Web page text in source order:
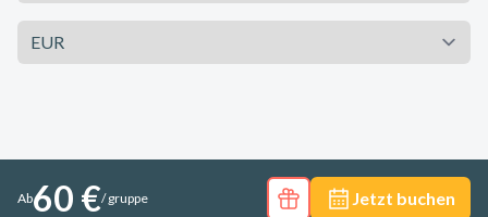
Ab60 €/ gruppe Jetzt buchen